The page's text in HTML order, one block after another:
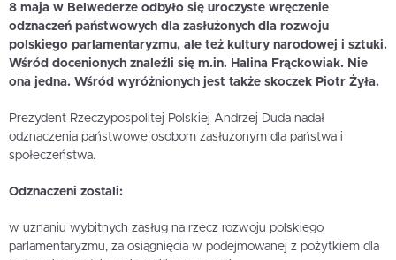
8 maja w Belwederze odbyło się uroczyste wręczenie
odznaczeń państwowych dla zasłużonych dla rozwoju
polskiego parlamentaryzmu, ale też kultury narodowej i sztuki.
Wśród docenionych znaleźli się m.in. Halina Frąckowiak. Nie
ona jedna. Wśród wyróżnionych jest także skoczek Piotr Żyła.
Prezydent Rzeczypospolitej Polskiej Andrzej Duda nadał
odznaczenia państwowe osobom zasłużonym dla państwa i
społeczeństwa.
Odznaczeni zostali:
w uznaniu wybitnych zasług na rzecz rozwoju polskiego
parlamentaryzmu, za osiągnięcia w podejmowanej z pożytkiem dla